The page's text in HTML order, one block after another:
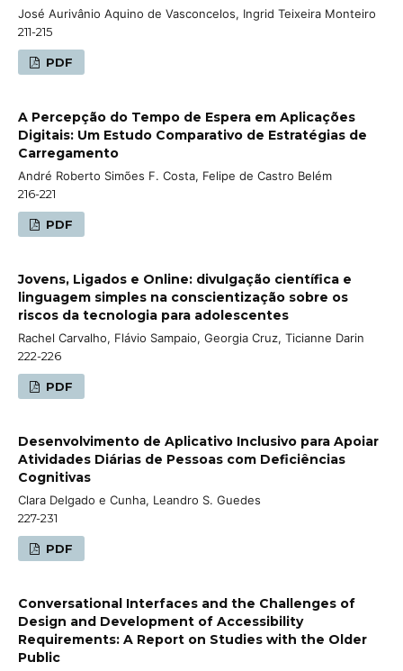
José Aurivânio Aquino de Vasconcelos, Ingrid Teixeira Monteiro
211-215
PDF
A Percepção do Tempo de Espera em Aplicações
Digitais: Um Estudo Comparativo de Estratégias de
Carregamento
André Roberto Simões F. Costa, Felipe de Castro Belém
216-221
PDF
Jovens, Ligados e Online: divulgação científica e
linguagem simples na conscientização sobre os
riscos da tecnologia para adolescentes
Rachel Carvalho, Flávio Sampaio, Georgia Cruz, Ticianne Darin
222-226
PDF
Desenvolvimento de Aplicativo Inclusivo para Apoiar
Atividades Diárias de Pessoas com Deficiências
Cognitivas
Clara Delgado e Cunha, Leandro S. Guedes
227-231
PDF
Conversational Interfaces and the Challenges of
Design and Development of Accessibility
Requirements: A Report on Studies with the Older
Public